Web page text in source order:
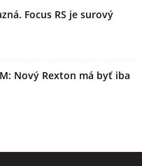
Focus RS je surový
Nový Rexton má byť iba